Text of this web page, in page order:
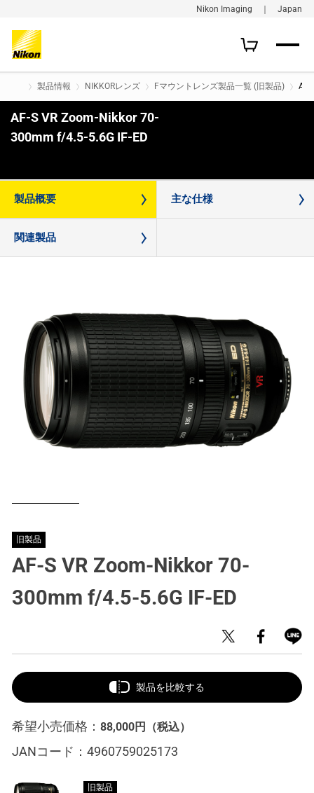
Nikon Imaging ｜ Japan
製品情報 NIKKORレンズ Fマウントレンズ製品一覧 (旧製品) AF-
AF-S VR Zoom-Nikkor 70-
300mm f/4.5-5.6G IF-ED
製品概要 主な仕様
関連製品
旧製品
AF-S VR Zoom-Nikkor 70-
300mm f/4.5-5.6G IF-ED
製品を比較する
希望小売価格： 88,000円 （税込）
JANコード： 4960759025173
旧製品